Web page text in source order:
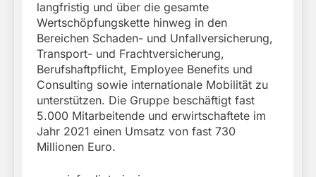
langfristig und über die gesamte
Wertschöpfungskette hinweg in den
Bereichen Schaden- und Unfallversicherung,
Transport- und Frachtversicherung,
Berufshaftpflicht, Employee Benefits und
Consulting sowie internationale Mobilität zu
unterstützen. Die Gruppe beschäftigt fast
5.000 Mitarbeitende und erwirtschaftete im
Jahr 2021 einen Umsatz von fast 730
Millionen Euro.